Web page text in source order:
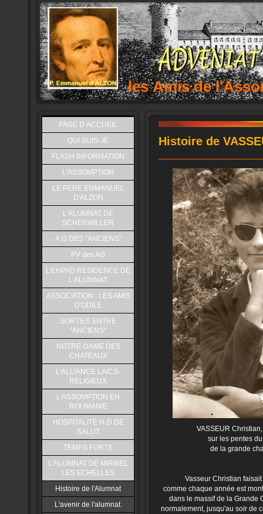
les Amis de
PAGE D’ACCUEIL
QUI SUIS-JE
FLASH INFORMATION
L'ASSOMPTION
LE PERE EMMANUEL
D'ALZON
L'ALUMNAT DE
SCHERWILLER
A.G DES "ANCIENS"
PV des AG
L'EHPAD RESIDENCE DE
L'ALUMNAT
ASSOCIATION : LES AMIS
D'ODILE
SORTIES ENTRE
"ANCIENS"
NOTRE-DAME DES
CHATEAUX
L'ALLIANCE LAICS-
RELIGIEUX
L'ASSOMPTION EN
ROUMANIE
HOSPITALITÉ N-D DE
SALUT
TEMPS FORTS
L'ALUMNAT DE MIRIBEL
LES ECHELLES
Histoire de l'Alumnat
L'avenir de l'alumnat.
Histoire de
VASSEUR
sur les pentes
de la grande
Vasseur Christian
comme chaque année est
dans le massif de la Grande
normalement, jusqu'au soir de